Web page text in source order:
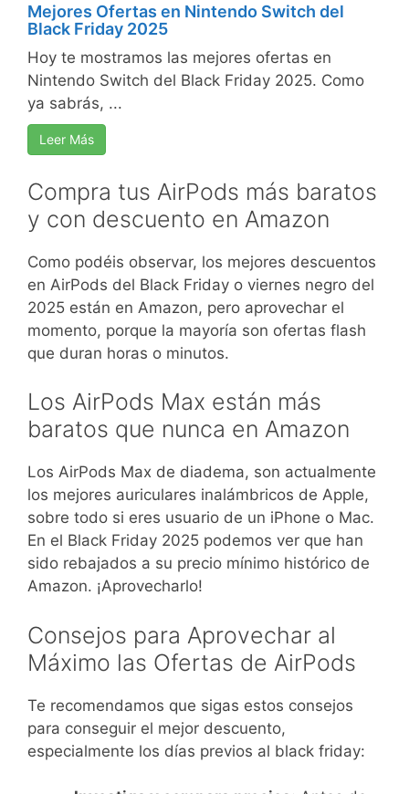
Mejores Ofertas en Nintendo Switch del
Black Friday 2025
Hoy te mostramos las mejores ofertas en
Nintendo Switch del Black Friday 2025. Como
ya sabrás, ...
Leer Más
Compra tus AirPods más baratos
y con descuento en Amazon
Como podéis observar, los mejores descuentos
en AirPods del Black Friday o viernes negro del
2025 están en Amazon, pero aprovechar el
momento, porque la mayoría son ofertas flash
que duran horas o minutos.
Los AirPods Max están más
baratos que nunca en Amazon
Los AirPods Max de diadema, son actualmente
los mejores auriculares inalámbricos de Apple,
sobre todo si eres usuario de un iPhone o Mac.
En el Black Friday 2025 podemos ver que han
sido rebajados a su precio mínimo histórico de
Amazon. ¡Aprovecharlo!
Consejos para Aprovechar al
Máximo las Ofertas de AirPods
Te recomendamos que sigas estos consejos
para conseguir el mejor descuento,
especialmente los días previos al black friday: